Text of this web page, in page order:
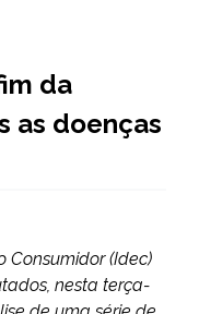
da
as doenças
Consumidor (Idec)
nesta terça-